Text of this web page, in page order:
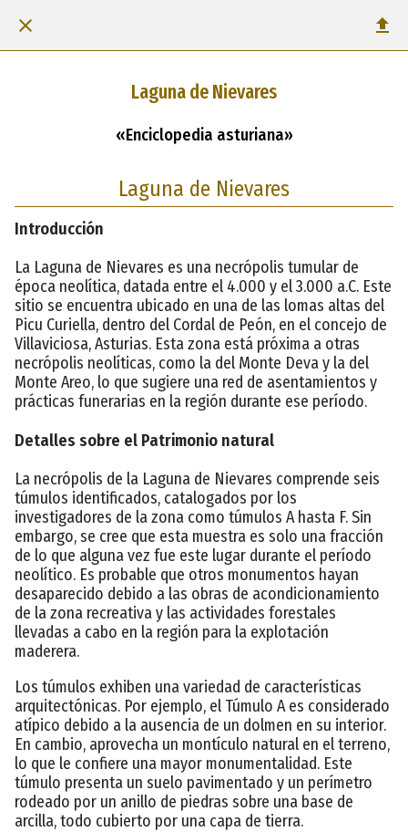
Laguna de Nievares
«Enciclopedia asturiana»
Laguna de Nievares
Introducción
La Laguna de Nievares es una necrópolis tumular de
época neolítica, datada entre el 4.000 y el 3.000 a.C. Este
sitio se encuentra ubicado en una de las lomas altas del
Picu Curiella, dentro del Cordal de Peón, en el concejo de
Villaviciosa, Asturias. Esta zona está próxima a otras
necrópolis neolíticas, como la del Monte Deva y la del
Monte Areo, lo que sugiere una red de asentamientos y
prácticas funerarias en la región durante ese período.
Detalles sobre el Patrimonio natural
La necrópolis de la Laguna de Nievares comprende seis
túmulos identificados, catalogados por los
investigadores de la zona como túmulos A hasta F. Sin
embargo, se cree que esta muestra es solo una fracción
de lo que alguna vez fue este lugar durante el período
neolítico. Es probable que otros monumentos hayan
desaparecido debido a las obras de acondicionamiento
de la zona recreativa y las actividades forestales
llevadas a cabo en la región para la explotación
maderera.
Los túmulos exhiben una variedad de características
arquitectónicas. Por ejemplo, el Túmulo A es considerado
atípico debido a la ausencia de un dolmen en su interior.
En cambio, aprovecha un montículo natural en el terreno,
lo que le confiere una mayor monumentalidad. Este
túmulo presenta un suelo pavimentado y un perímetro
rodeado por un anillo de piedras sobre una base de
arcilla, todo cubierto por una capa de tierra.